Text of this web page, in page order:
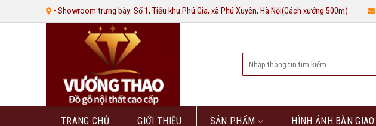
qua
• Showroom trưng bày: Số 1, Tiểu khu Phú Gia, xã Phú Xuyên, Hà Nội(Cách xưởng 500m)
kiếm:
TRANG CHỦ GIỚI THIỆU SẢN PHẨM HÌNH ẢNH BÀN GIAO